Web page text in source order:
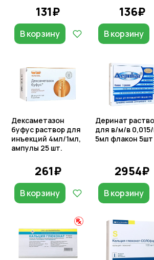
131₽
В корзину
136₽
В корзину
Дексаметазон
буфус раствор для
инъекций 4мл/1мл,
ампулы 25 шт.
261₽
В корзину
Деринат
для в/м/в
5мл флакон 5шт
2954₽
В корзину